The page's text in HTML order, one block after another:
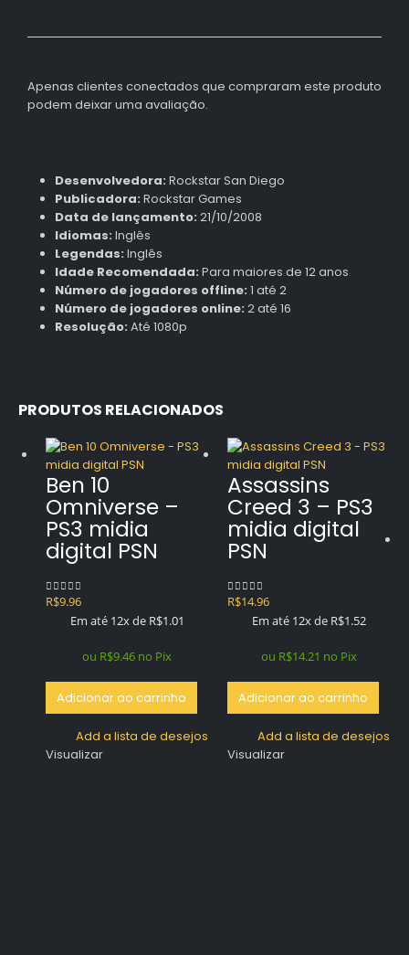
Apenas clientes conectados que compraram este produto
podem deixar uma avaliação.
Desenvolvedora: Rockstar San Diego
Publicadora: Rockstar Games
Data de lançamento: 21/10/2008
Idiomas: Inglês
Legendas: Inglês
Idade Recomendada: Para maiores de 12 anos
Número de jogadores offline: 1 até 2
Número de jogadores online: 2 até 16
Resolução: Até 1080p
PRODUTOS RELACIONADOS
Ben 10
Omniverse –
PS3 midia
digital PSN
0out of 5
R$9.96
Em até 12x de R$1.01
ou R$9.46 no Pix
Adicionar ao carrinho
Add a lista de desejos
Visualizar
Assassins
Creed 3 – PS3
midia digital
PSN
0out of 5
R$14.96
Em até 12x de R$1.52
ou R$14.21 no Pix
Adicionar ao carrinho
Add a lista de desejos
Visualizar